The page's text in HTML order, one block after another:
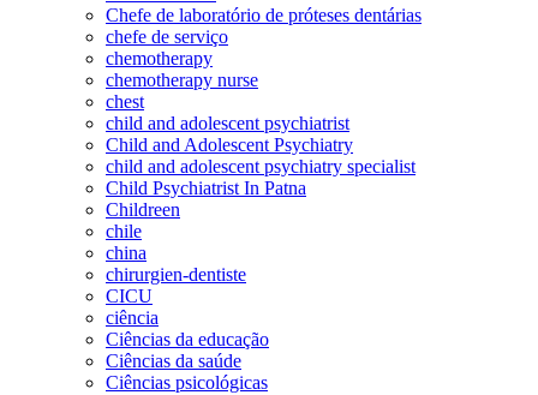
Chefe de laboratório de próteses dentárias
chefe de serviço
chemotherapy
chemotherapy nurse
chest
child and adolescent psychiatrist
Child and Adolescent Psychiatry
child and adolescent psychiatry specialist
Child Psychiatrist In Patna
Childreen
chile
china
chirurgien-dentiste
CICU
ciência
Ciências da educação
Ciências da saúde
Ciências psicológicas